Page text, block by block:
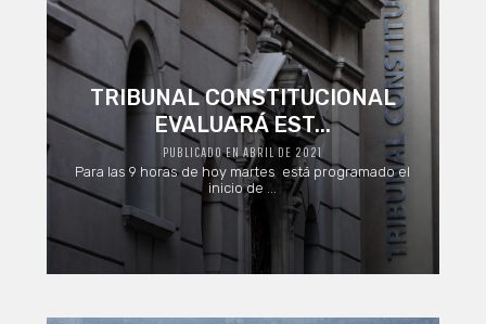
TRIBUNAL CONSTITUCIONAL
EVALUARÁ EST...
PUBLICADO EN ABRIL DE 2021
Para las 9 horas de hoy martes está programado el
inicio de ...